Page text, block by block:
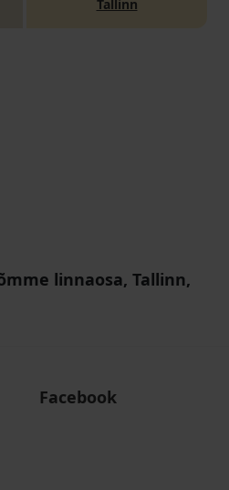
Tallinn
linnaosa, Tallinn,
Facebook